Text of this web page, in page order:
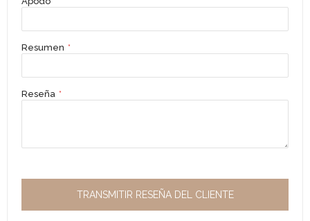
Resumen
Reseña
TRANSMITIR RESEÑA DEL CLIENTE